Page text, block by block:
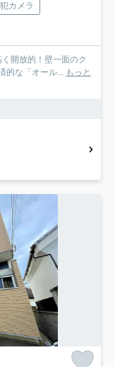
カメラ
開放的！壁一面のク
的な「オール... もっと